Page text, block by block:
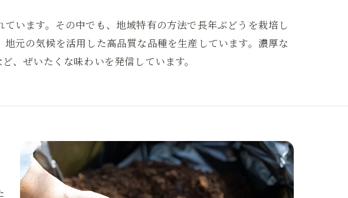
います。その中でも、地域特有の方法で長年ぶどうを栽培し
元の気候を活用した高品質な品種を生産しています。濃厚な
、ぜいたくな味わいを発信しています。